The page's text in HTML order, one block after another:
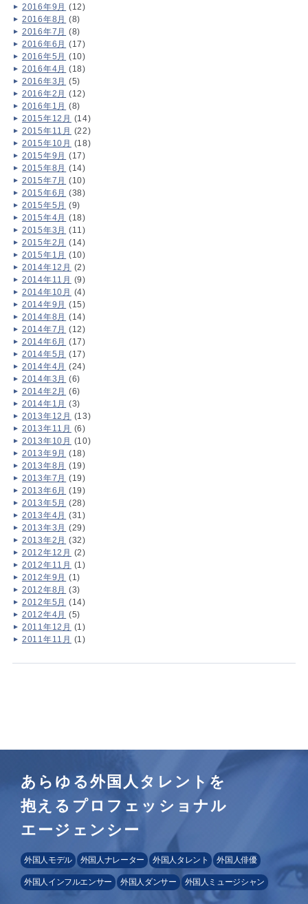
2016年9月 (12)
2016年8月 (8)
2016年7月 (8)
2016年6月 (17)
2016年5月 (10)
2016年4月 (18)
2016年3月 (5)
2016年2月 (12)
2016年1月 (8)
2015年12月 (14)
2015年11月 (22)
2015年10月 (18)
2015年9月 (17)
2015年8月 (14)
2015年7月 (10)
2015年6月 (38)
2015年5月 (9)
2015年4月 (18)
2015年3月 (11)
2015年2月 (14)
2015年1月 (10)
2014年12月 (2)
2014年11月 (9)
2014年10月 (4)
2014年9月 (15)
2014年8月 (14)
2014年7月 (12)
2014年6月 (17)
2014年5月 (17)
2014年4月 (24)
2014年3月 (6)
2014年2月 (6)
2014年1月 (3)
2013年12月 (13)
2013年11月 (6)
2013年10月 (10)
2013年9月 (18)
2013年8月 (19)
2013年7月 (19)
2013年6月 (19)
2013年5月 (28)
2013年4月 (31)
2013年3月 (29)
2013年2月 (32)
2012年12月 (2)
2012年11月 (1)
2012年9月 (1)
2012年8月 (3)
2012年5月 (14)
2012年4月 (5)
2011年12月 (1)
2011年11月 (1)
あらゆる外国人タレントを
抱えるプロフェッショナル
エージェンシー
外国人モデル 外国人ナレーター 外国人タレント 外国人俳優
外国人インフルエンサー 外国人ダンサー 外国人ミュージシャン